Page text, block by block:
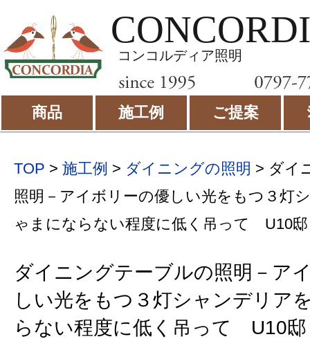
コンコルディア照明
商品 施工例 ご提案
TOP > 施工例 > ダイニングの照明 > ダイ
照明－アイボリーの優しい光をもつ３灯
ゃまにならない程度に低く吊って U10邸
ダイニングテーブルの照明－ア
しい光をもつ３灯シャンデリア
らない程度に低く吊って U10邸